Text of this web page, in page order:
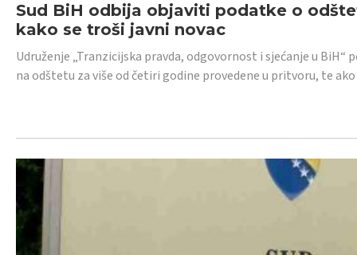
Sud BiH odbija objaviti podatke o
kako se troši javni novac
Udruženje „Tranzicijska pravda, odgovornost i sjećanje u
na odštetu za više od četiri godine provedene u pritvoru, te